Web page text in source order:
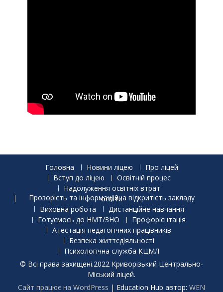
Головна Новини ліцею
Про ліцей
Вступ до ліцею
Освітній процес
Надолуження освітніх втрат
Прозорість та інформаціійна відкритість закладу освіти
Виховна робота
Дистанційне навчання
Готуємось до НМТ/ЗНО
Профорієнтація
Атестація педагогічних працівників
Безпека життєдіяльності
Психологічна служба КЦМЛ
© Всі права захищені.2022 Криворізький Центрально-
Міський ліцей.
Сайт працює на WordPress | Education Hub автор: WEN